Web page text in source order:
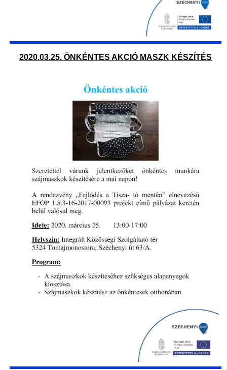
2020.03.25. ÖNKÉNTES AKCIÓ MASZK KÉSZÍTÉS